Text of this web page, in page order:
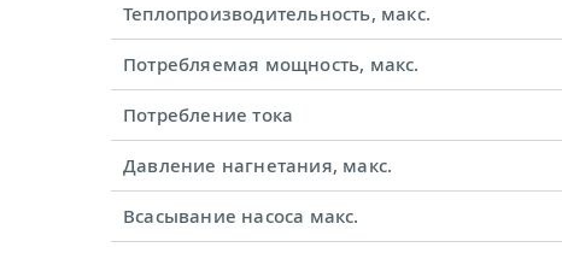
Теплопроизводительность, макс.
Потребляемая мощность, макс.
Потребление тока
Давление нагнетания, макс.
Всасывание насоса макс.